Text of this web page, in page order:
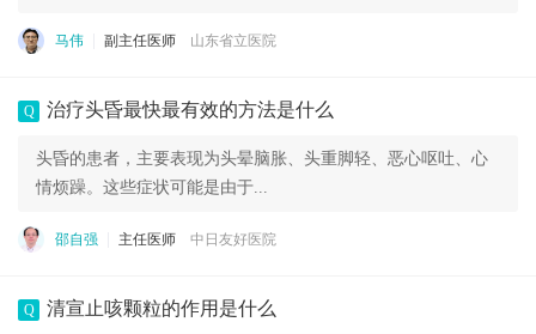
马伟 副主任医师 山东省立医院
Q 治疗头昏最快最有效的方法是什么
头昏的患者，主要表现为头晕脑胀、头重脚轻、恶心呕吐、心
情烦躁。这些症状可能是由于...
邵自强 主任医师 中日友好医院
Q 清宣止咳颗粒的作用是什么